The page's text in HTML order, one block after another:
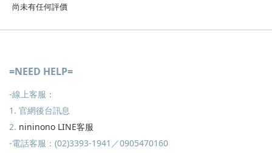
尚未有任何評價
=NEED HELP=
-線上客服：
1. 官網後台訊息
2. nininono LINE客服
-電話客服：(02)3393-1941／0905470160